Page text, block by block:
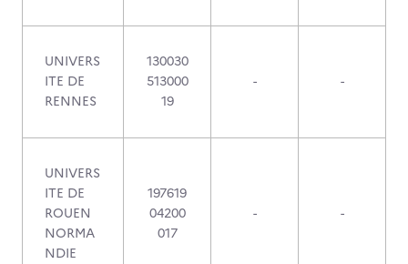
UNIVERS
ITE DE
RENNES
130030
513000
19
- -
UNIVERS
ITE DE
ROUEN
NORMA
NDIE
197619
04200
017
- -